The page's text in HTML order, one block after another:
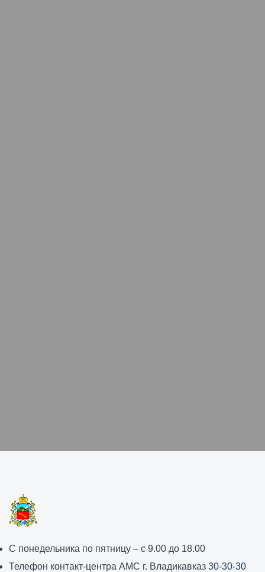
График
работы
С понедельника по пятницу – с 9.00 до 18.00
Телефон контакт-центра АМС г. Владикавказ 30-30-30